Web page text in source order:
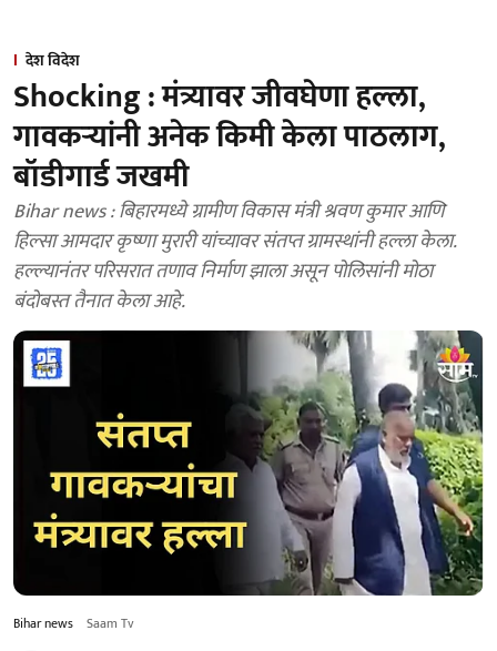
देश विदेश
Shocking : मंत्र्यावर जीवघेणा हल्ला,
गावकऱ्यांनी अनेक किमी केला पाठलाग,
बॉडीगार्ड जखमी
Bihar news : बिहारमध्ये ग्रामीण विकास मंत्री श्रवण कुमार आणि
हिल्सा आमदार कृष्णा मुरारी यांच्यावर संतप्त ग्रामस्थांनी हल्ला केला.
हल्ल्यानंतर परिसरात तणाव निर्माण झाला असून पोलिसांनी मोठा
बंदोबस्त तैनात केला आहे.
Bihar news Saam Tv